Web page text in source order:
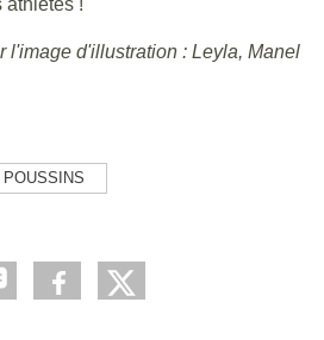
athlètes !
l'image d'illustration : Leyla, Manel
POUSSINS